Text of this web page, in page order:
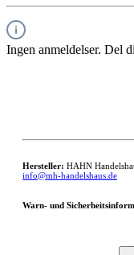
Ingen anmeldelser. Del
Hersteller: HAHN
info@mh-handelshaus.de
Warn- und